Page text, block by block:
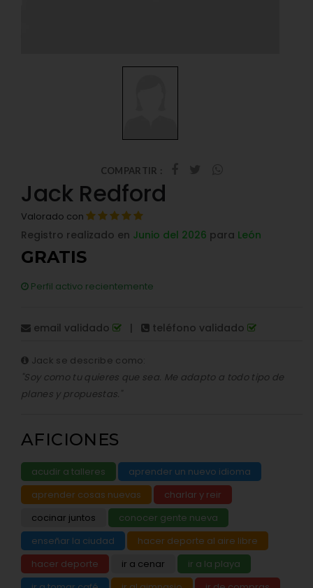
COMPARTIR :
Jack Redford
Valorado con
Registro realizado en Junio del 2026 para León
GRATIS
Perfil activo recientemente
email validado | teléfono validado
Jack se describe como:
"Soy como tu quieres que sea. Me adapto a todo tipo de
planes y propuestas."
AFICIONES
acudir a talleres
aprender un nuevo idioma
aprender cosas nuevas
charlar y reir
cocinar juntos
conocer gente nueva
enseñar la ciudad
hacer deporte al aire libre
hacer deporte
ir a cenar
ir a la playa